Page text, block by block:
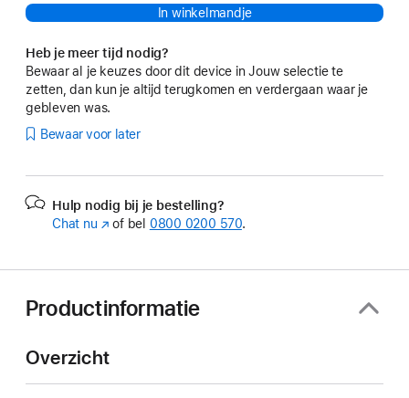
In winkelmandje
Heb je meer tijd nodig?
Bewaar al je keuzes door dit device in Jouw selectie te
zetten, dan kun je altijd terugkomen en verdergaan waar je
gebleven was.
Bewaar voor later
Hulp nodig bij je bestelling?
Chat nu (Wordt
of bel 0800 0200 570.
Productinformatie
Overzicht